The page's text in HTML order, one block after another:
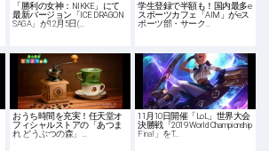
「勝利の女神：NIKKE」にて
最新バージョン「ICE DRAGON
SAGA」が12月5日(…
学生登録で半額も！国内最多e
スポーツカフェ「AIM」がeス
ポーツ部・サーク…
おうち時間を充実！任天堂オ
フィシャルストアの「あつま
れ どうぶつの森」…
11月10日開催「LoL」世界大会
決勝戦「2019 World Championship
Final」をT…